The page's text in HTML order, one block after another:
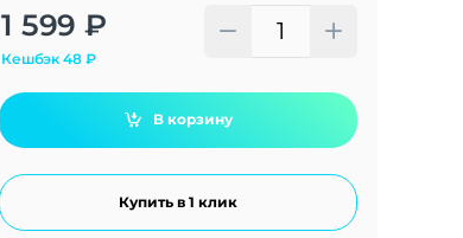
1 599 ₽
Кешбэк48₽
В корзину
Купить в 1 клик
Alternative: